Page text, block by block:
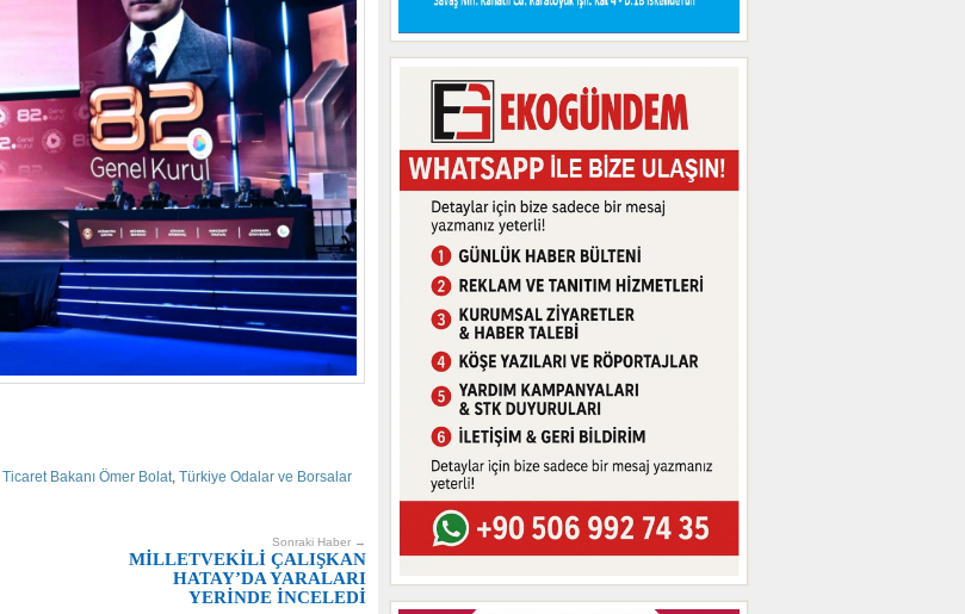
Ticaret Bakanı Ömer Bolat, Türkiye Odalar ve Borsalar
Sonraki Haber →
MİLLETVEKİLİ ÇALIŞKAN
HATAY’DA YARALARI
YERİNDE İNCELEDİ